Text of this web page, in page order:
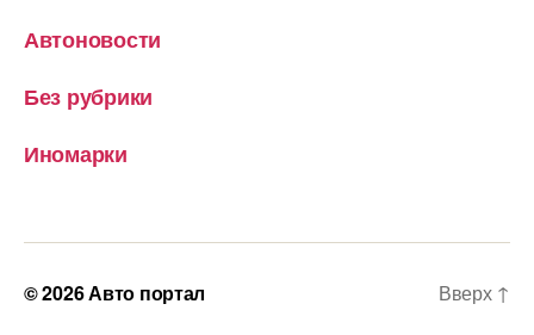
Автоновости
Без рубрики
Иномарки
© 2026Авто портал Вверх ↑